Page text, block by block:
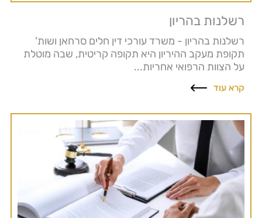
רשלנות בהריון
רשלנות בהריון - משרד עורכי דין חלים סרחאן ושות'
תקופת מעקב ההיריון היא תקופה קריטית, שבה מוטלת
על הצוות הרפואי אחריות...
קרא עוד